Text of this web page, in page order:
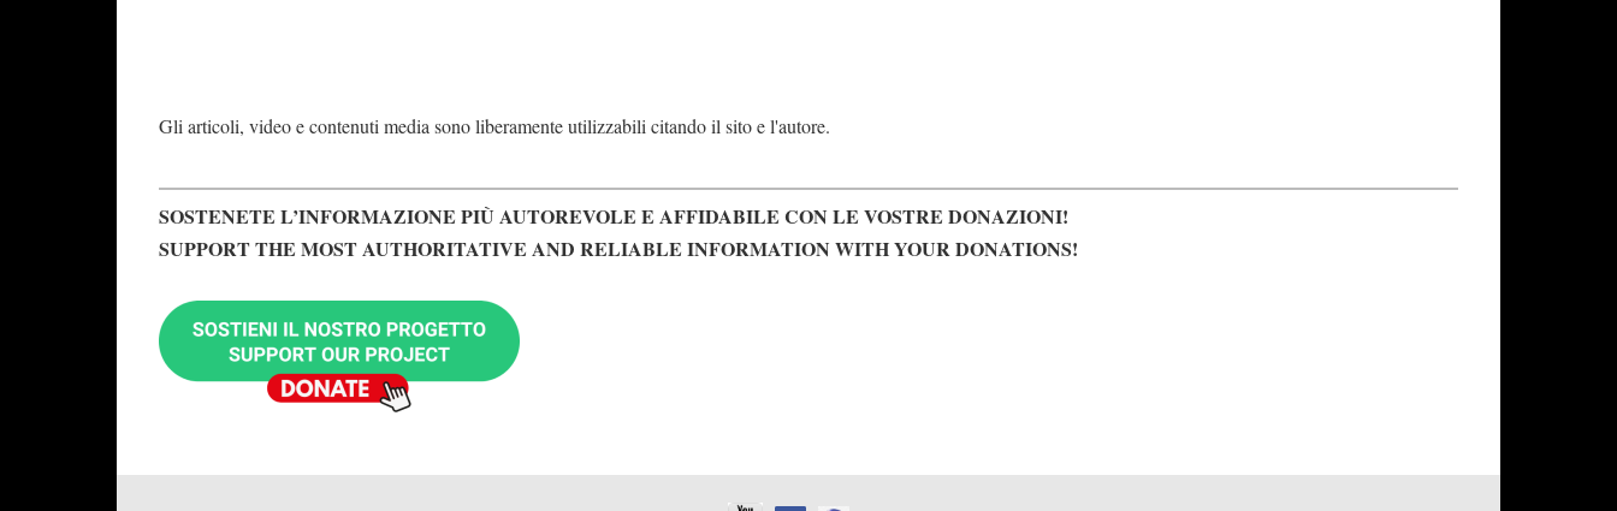
Gli articoli, video e contenuti media sono liberamente utilizzabili citando il sito e l'autore.
SOSTENETE L’INFORMAZIONE PIÙ AUTOREVOLE E AFFIDABILE CON LE VOSTRE DONAZIONI!
SUPPORT THE MOST AUTHORITATIVE AND RELIABLE INFORMATION WITH YOUR DONATIONS!